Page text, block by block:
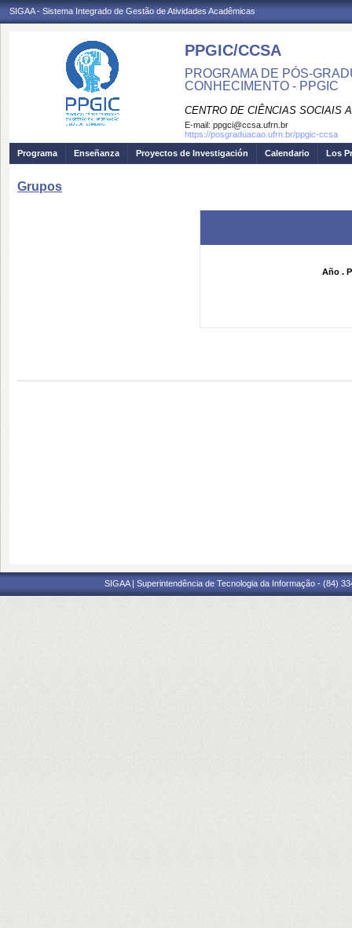
SIGAA - Sistema Integrado de Gestão de Atividades Acadêmicas
PPGIC/CCSA
PROGRAMA DE PÓS-
CONHECIMENTO - PPGIC
CENTRO DE CIÊNCIAS SOCIAIS
E-mail: ppgci@ccsa.ufrn.br
https://posgraduacao.ufrn.br/ppgic-ccsa
Programa
Enseñanza Proyectos de Investigación Calendario Los
Grupos
Año .
SIGAA | Superintendência de Tecnologia da Informação - (84)